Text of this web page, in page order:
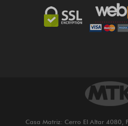
Casa Matriz: Cerro El Altar 4080,